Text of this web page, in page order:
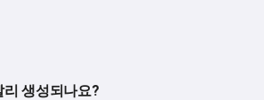
생성되나요?